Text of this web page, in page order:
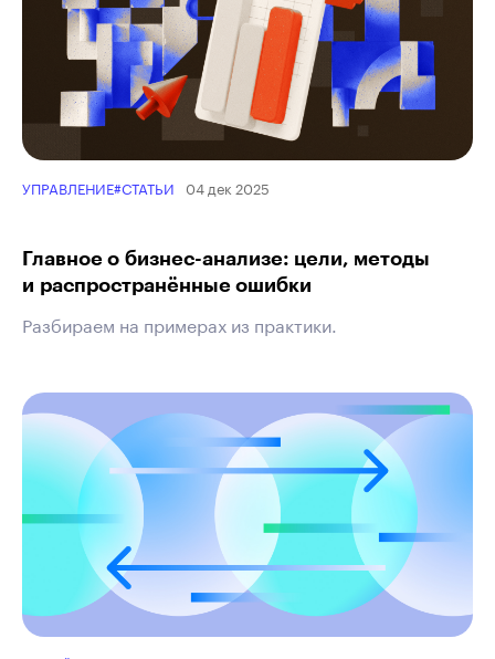
УПРАВЛЕНИЕ#СТАТЬИ 04 дек 2025
Главное о бизнес-анализе: цели, методы
и распространённые ошибки
Разбираем на примерах из практики.